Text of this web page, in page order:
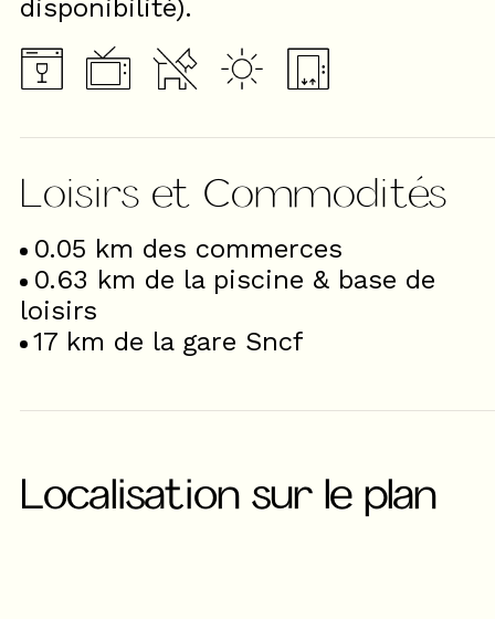
disponibilité).
Loisirs et Commodités
0.05 km des commerces
0.63 km de la piscine & base de
loisirs
17 km de la gare Sncf
Localisation sur le plan